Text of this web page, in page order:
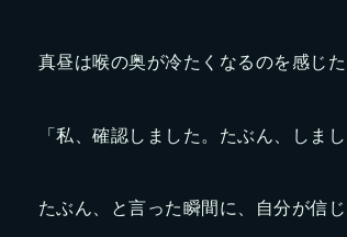
真昼は喉の奥が冷たくなるのを感じた
「私、確認しました。たぶん、しまし
たぶん、と言った瞬間に、自分が信